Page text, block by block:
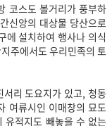
코스도 볼거리가 풍부하
신앙의 대상물 당산으로
에 설치하여 행사나 의식
주에서도 우리민족의 토
리 도요지가 있고, 청동
여류시인 이매창의 묘도
유적지도 빼놓을 수 없는